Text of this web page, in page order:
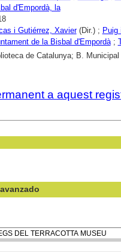
d'Empordà, la
i Gutiérrez, Xavier(Dir.) ; Puig
de la Bisbal d'Empordà;
de Catalunya; B.
a aquest